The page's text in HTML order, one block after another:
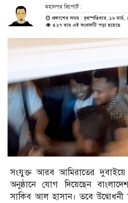
মহানগর রিপোর্ট :
প্রকাশের সময় : বৃহস্পতিবার, ১৬ মার্চ,
৪২৭ বার এই সংবাদটি পড়া হয়েছে
সংযুক্ত আরব আমিরাতের দুবাইয়ে
অনুষ্ঠানে যোগ দিয়েছেন
সাকিব আল হাসান। তবে উদ্বোধনী